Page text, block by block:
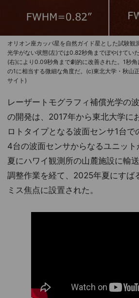
オリオン座カッパ星を自然ガイド星とした試験
光学がない状態(左)では0.82秒角までぼやけてい
(右)により0.09秒角まで劇的に改善された。1秒
の1に相当する微細な角度だ。(c)東北大学・秋山
サイト)
レーザートモグラフィ補償光学の
の開発は、2017年から東北大学に
ロトタイプとなる波面センサ1台で
4台の波面センサからなるユニッ
夏にハワイ観測所の山麓施設に輸
調整作業を経て、2025年夏にすば
ミス焦点に設置された。